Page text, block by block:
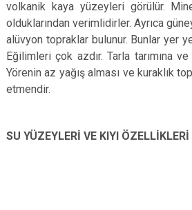
volkanik kaya yüzeyleri görülür.
olduklarından verimlidirler. Ayrıca
alüvyon topraklar bulunur. Bunlar yer
Eğilimleri çok azdır. Tarla tarımına
Yörenin az yağış alması ve kuraklık
etmendir.
SU YÜZEYLERİ VE KIYI ÖZELLİKLERİ